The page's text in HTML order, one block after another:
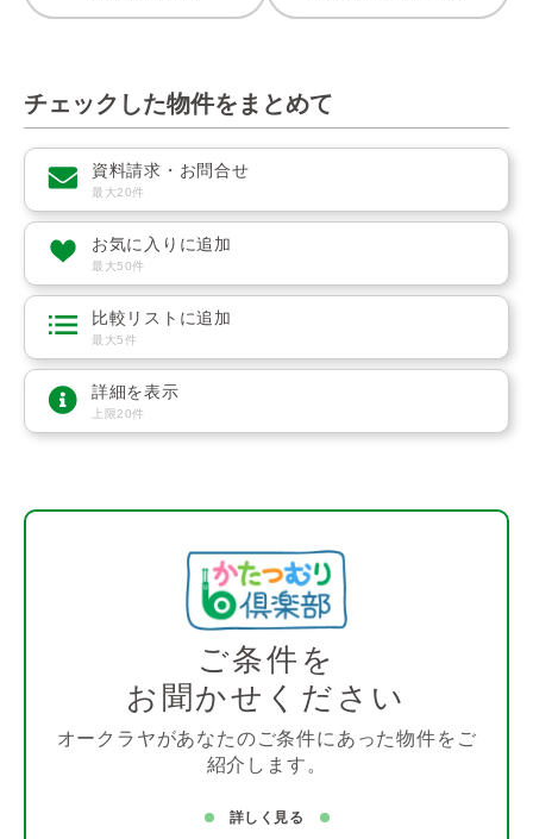
チェックした物件をまとめて
資料請求・お問合せ
最大20件
お気に入りに追加
最大50件
比較リストに追加
最大5件
詳細を表示
上限20件
ご条件を
お聞かせください
オークラヤがあなたのご条件にあった物件をご
紹介します。
詳しく見る